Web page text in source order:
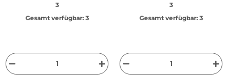
3
Gesamt verfügbar:3
3
Gesamt verfügbar:3